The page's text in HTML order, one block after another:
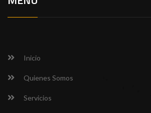
Inicio
Quienes Somos
Servicios